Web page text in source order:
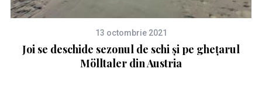
13 octombrie 2021
Joi se deschide sezonul de schi și pe ghețarul
Mölltaler din Austria